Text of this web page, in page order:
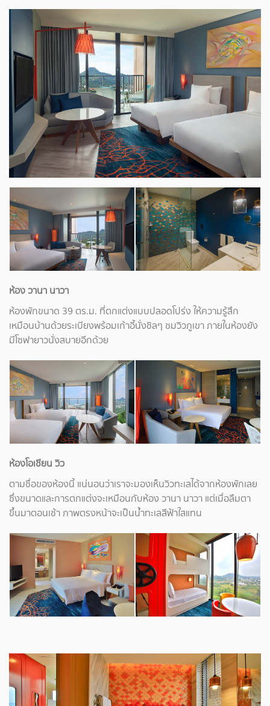
ห้อง วานา นาวา
ห้องพักขนาด 39 ตร.ม. ที่ตกแต่งแบบปลอดโปร่ง ให้ความรู้สึก
เหมือนบ้านด้วยระเบียงพร้อมเก้าอี้นั่งชิลๆ ชมวิวภูเขา ภายในห้องยัง
มีโซฟายาวนั่งสบายอีกด้วย
ห้องโอเชียน วิว
ตามชื่อของห้องนี้ แน่นอนว่าเราจะมองเห็นวิวทะเลได้จากห้องพักเลย
ซึ่งขนาดและการตกแต่งจะเหมือนกับห้อง วานา นาวา แต่เมื่อลืมตา
ขึ้นมาตอนเช้า ภาพตรงหน้าจะเป็นน้ำทะเลสีฟ้าใสแทน